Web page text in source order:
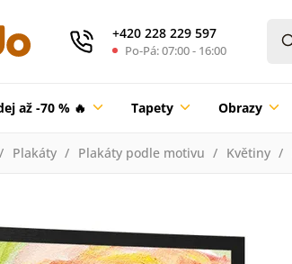
+420 228 229 597
Po-Pá: 07:00 - 16:00
až -70 % 🔥 Tapety Obrazy
Plakáty Plakáty podle motivu Květiny